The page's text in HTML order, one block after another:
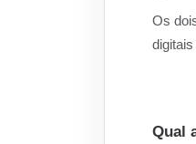
Os
Qual